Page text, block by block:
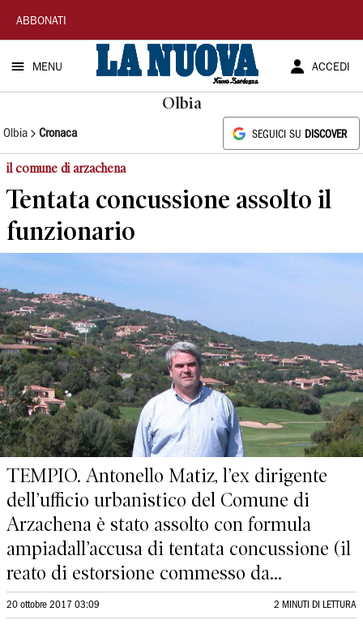
La
Nuova
Sardegna
ABBONATI
MENU ACCEDI
Olbia
Olbia Cronaca SEGUICI SU DISCOVER
il comune di arzachena
Tentata concussione assolto il
funzionario
TEMPIO. Antonello Matiz, l’ex dirigente
dell’ufficio urbanistico del Comune di
Arzachena è stato assolto con formula
ampiadall’accusa di tentata concussione (il
reato di estorsione commesso da...
20 ottobre 2017 03:09 2 MINUTI DI LETTURA